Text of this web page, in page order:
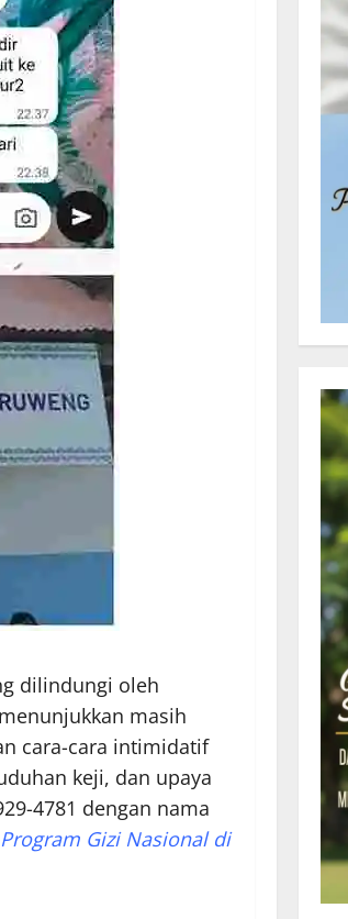
dilindungi oleh
masih
cara-cara intimidatif
keji, dan upaya
4781 dengan nama
Gizi Nasional di